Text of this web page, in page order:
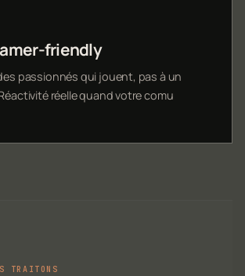
friendly
passionnés qui jouent, pas à un
réelle quand votre comu
TRAITONS